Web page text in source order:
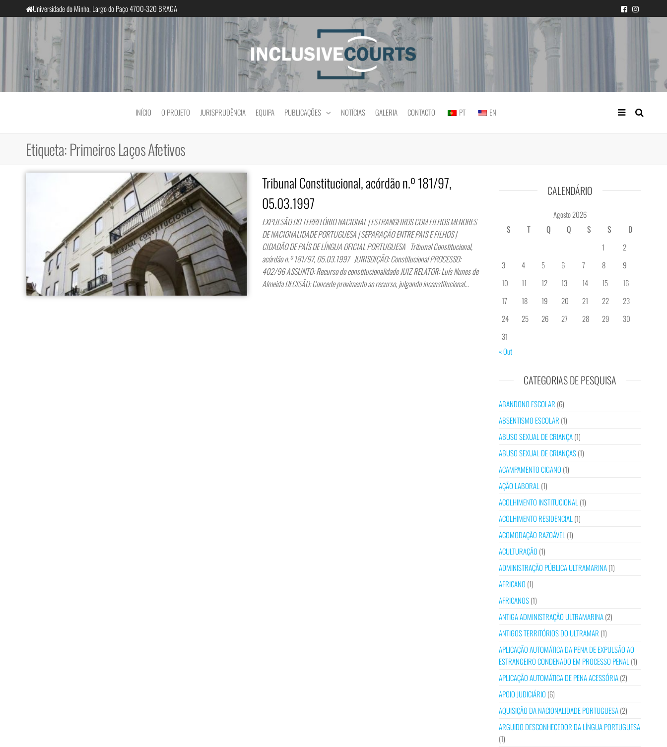
para
Universidade do Minho, Largo do Paço 4700-320 BRAGA
InclusiveCourts Igualdade e diferença cultural na prática judicial portuguesa
INÍCIO O PROJETO JURISPRUDÊNCIA EQUIPA PUBLICAÇÕES NOTÍCIAS GALERIA CONTACTO PT EN
Etiqueta:Primeiros Laços Afetivos
Tribunal Constitucional, acórdão n.º 181/97,
05.03.1997
EXPULSÃO DO TERRITÓRIO NACIONAL | ESTRANGEIROS COM FILHOS MENORES
DE NACIONALIDADE PORTUGUESA | SEPARAÇÃO ENTRE PAIS E FILHOS |
CIDADÃO DE PAÍS DE LÍNGUA OFICIAL PORTUGUESA Tribunal Constitucional,
acórdão n.º 181/97, 05.03.1997 JURISDIÇÃO: Constitucional PROCESSO:
402/96 ASSUNTO: Recurso de constitucionalidade JUIZ RELATOR: Luís Nunes de
Almeida DECISÃO: Concede provimento ao recurso, julgando inconstitucional…
CALENDÁRIO
Agosto 2026
S
T Q Q S S
D
1
2
3
4 5 6 7 8
9
10
11 12 13 14 15
16
17
18 19 20 21 22
23
24
25 26 27 28 29
30
31
« Out
CATEGORIAS DE PESQUISA
ABANDONO ESCOLAR (6)
ABSENTISMO ESCOLAR (1)
ABUSO SEXUAL DE CRIANÇA(1)
ABUSO SEXUAL DE CRIANÇAS(1)
ACAMPAMENTO CIGANO (1)
AÇÃO LABORAL (1)
ACOLHIMENTO INSTITUCIONAL (1)
ACOLHIMENTO RESIDENCIAL (1)
ACOMODAÇÃO RAZOÁVEL (1)
ACULTURAÇÃO (1)
ADMINISTRAÇÃO PÚBLICA ULTRAMARINA(1)
AFRICANO (1)
AFRICANOS(1)
ANTIGA ADMINISTRAÇÃO ULTRAMARINA(2)
ANTIGOS TERRITÓRIOS DO ULTRAMAR (1)
APLICAÇÃO AUTOMÁTICA DA PENA DE EXPULSÃO AO
ESTRANGEIRO CONDENADO EM PROCESSO PENAL (1)
APLICAÇÃO AUTOMÁTICA DE PENA ACESSÓRIA(2)
APOIO JUDICIÁRIO (6)
AQUISIÇÃO DA NACIONALIDADE PORTUGUESA(2)
ARGUIDO DESCONHECEDOR DA LÍNGUA PORTUGUESA
(1)